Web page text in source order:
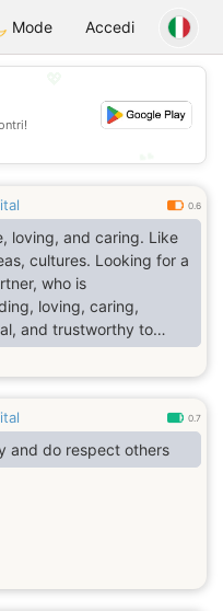
Chat
Mode Accedi
0.6
loving, and caring. Like
cultures. Looking for a
who is
loving, caring,
and trustworthy to
and happiness
0.7
and do respect others